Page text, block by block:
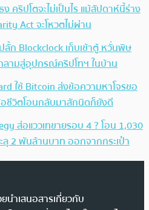
คริปโตจะไม่เป็นไร แม้สัปดาห์นี้ร่าง
Act จะโหวตไม่ผ่าน
ลั้ก Blockclock เก็บเข้าตู้ หวั่นพิษ
ลามสู่อุปกรณ์คริปโทฯ ในบ้าน
ใช้ Bitcoin ส่งข้อความหาโจรขอ
ชีวิตโอนกลับมาสักนิดก็ยังดี
ส่อแววเทขายรอบ 4 ? โอน 1,030
ลุ 2 พันล้านบาท ออกจากกระเป๋า
นำเสนอสารเกี่ยวกับ